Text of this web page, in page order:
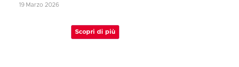
19 Marzo 2026
Scopri di più